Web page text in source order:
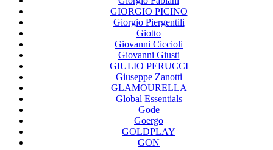
GIORGIO PICINO
Giorgio Piergentili
Giotto
Giovanni Ciccioli
Giovanni Giusti
GIULIO PERUCCI
Giuseppe Zanotti
GLAMOURELLA
Global Essentials
Gode
Goergo
GOLDPLAY
GON